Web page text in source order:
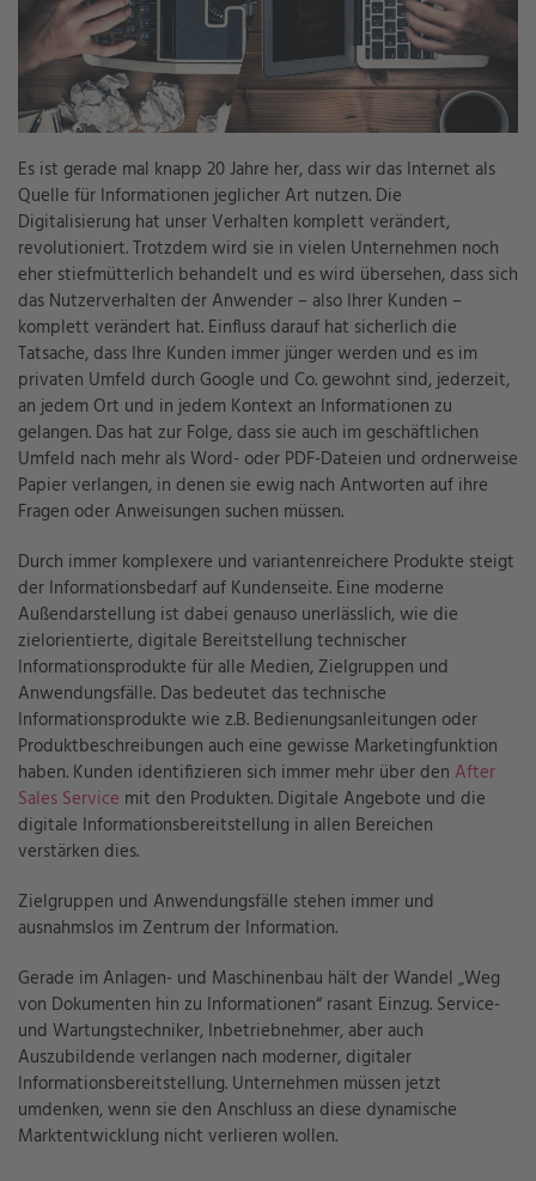
Es ist gerade mal knapp 20 Jahre her, dass wir das Internet als
Quelle für Informationen jeglicher Art nutzen. Die
Digitalisierung hat unser Verhalten komplett verändert,
revolutioniert. Trotzdem wird sie in vielen Unternehmen noch
eher stiefmütterlich behandelt und es wird übersehen, dass sich
das Nutzerverhalten der Anwender – also Ihrer Kunden –
komplett verändert hat. Einfluss darauf hat sicherlich die
Tatsache, dass Ihre Kunden immer jünger werden und es im
privaten Umfeld durch Google und Co. gewohnt sind, jederzeit,
an jedem Ort und in jedem Kontext an Informationen zu
gelangen. Das hat zur Folge, dass sie auch im geschäftlichen
Umfeld nach mehr als Word- oder PDF-Dateien und ordnerweise
Papier verlangen, in denen sie ewig nach Antworten auf ihre
Fragen oder Anweisungen suchen müssen.
Durch immer komplexere und variantenreichere Produkte steigt
der Informationsbedarf auf Kundenseite. Eine moderne
Außendarstellung ist dabei genauso unerlässlich, wie die
zielorientierte, digitale Bereitstellung technischer
Informationsprodukte für alle Medien, Zielgruppen und
Anwendungsfälle. Das bedeutet das technische
Informationsprodukte wie z.B. Bedienungsanleitungen oder
Produktbeschreibungen auch eine gewisse Marketingfunktion
haben. Kunden identifizieren sich immer mehr über den After
Sales Service mit den Produkten. Digitale Angebote und die
digitale Informationsbereitstellung in allen Bereichen
verstärken dies.
Zielgruppen und Anwendungsfälle stehen immer und
ausnahmslos im Zentrum der Information.
Gerade im Anlagen- und Maschinenbau hält der Wandel „Weg
von Dokumenten hin zu Informationen“ rasant Einzug. Service-
und Wartungstechniker, Inbetriebnehmer, aber auch
Auszubildende verlangen nach moderner, digitaler
Informationsbereitstellung. Unternehmen müssen jetzt
umdenken, wenn sie den Anschluss an diese dynamische
Marktentwicklung nicht verlieren wollen.